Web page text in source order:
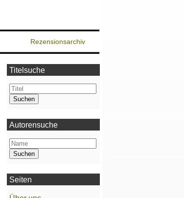
Rezensionsarchiv
Titelsuche
Autorensuche
Seiten